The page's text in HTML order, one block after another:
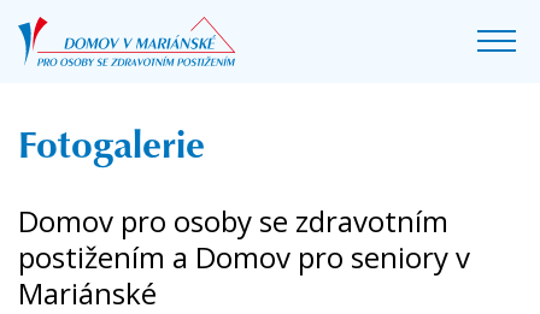
Přejít
hlavnímu
Fotogalerie
Domov pro osoby se zdravotním
postižením a Domov pro seniory v
Mariánské